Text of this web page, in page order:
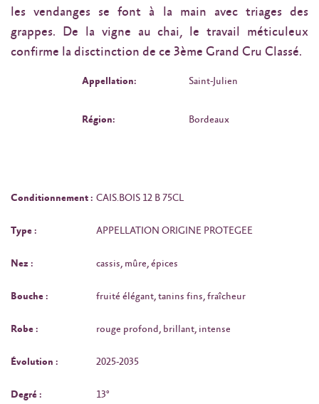
les vendanges se font à la main avec triages des
grappes. De la vigne au chai, le travail méticuleux
confirme la disctinction de ce 3ème Grand Cru Classé.
Appellation: Saint-Julien
Région: Bordeaux
Conditionnement : CAIS.BOIS 12 B 75CL
Type : APPELLATION ORIGINE PROTEGEE
Nez : cassis, mûre, épices
Bouche : fruité élégant, tanins fins, fraîcheur
Robe : rouge profond, brillant, intense
Évolution : 2025‑2035
Degré : 13°